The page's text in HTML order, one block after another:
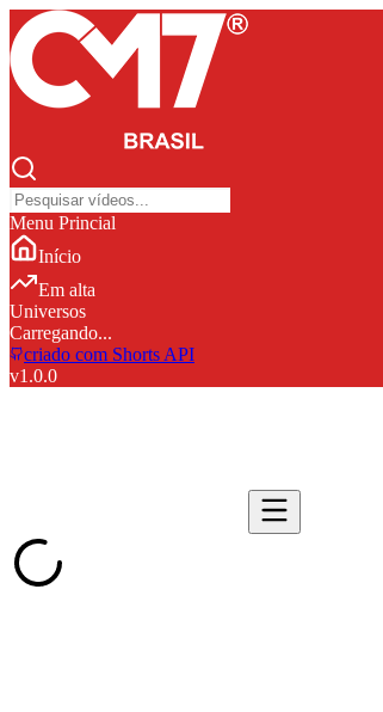
Menu Princial
Início
Em alta
Universos
Carregando...
criado com Shorts API
v1.0.0